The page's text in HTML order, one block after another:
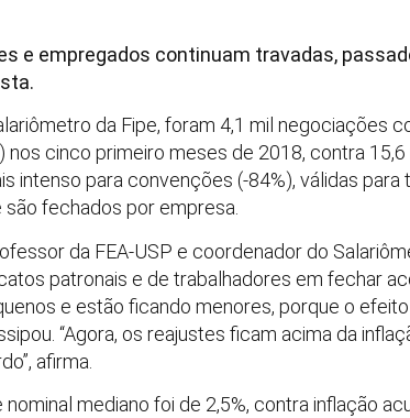
e empregados continuam travadas,
da Fipe, foram 4,1 mil negociações
nos cinco primeiro meses de 2018, contra
intenso para convenções (-84%), válidas
fechados por empresa.
da FEA-USP e coordenador do
patronais e de trabalhadores em fechar
e estão ficando menores, porque o
“Agora, os reajustes ficam acima da
afirma.
nominal mediano foi de 2,5%, contra inflação